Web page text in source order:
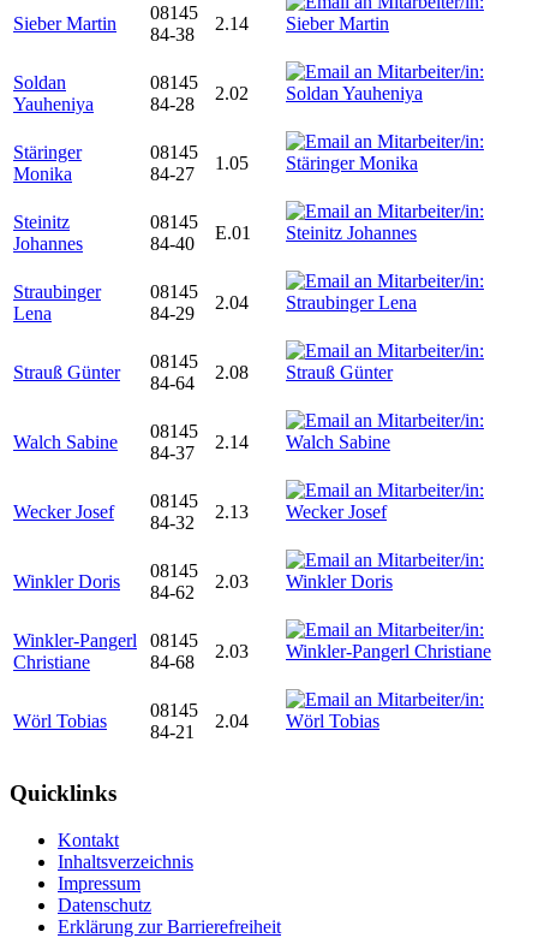
Sieber Martin
08145
84-38
2.14
Soldan
Yauheniya
08145
84-28
2.02
Stäringer
Monika
08145
84-27
1.05
Steinitz
Johannes
08145
84-40
E.01
Straubinger
Lena
08145
84-29
2.04
Strauß Günter
08145
84-64
2.08
Walch Sabine
08145
84-37
2.14
Wecker Josef
08145
84-32
2.13
Winkler Doris
08145
84-62
2.03
Winkler-Pangerl
Christiane
08145
84-68
2.03
Wörl Tobias
08145
84-21
2.04
Quicklinks
Kontakt
Inhaltsverzeichnis
Impressum
Datenschutz
Erklärung zur Barrierefreiheit